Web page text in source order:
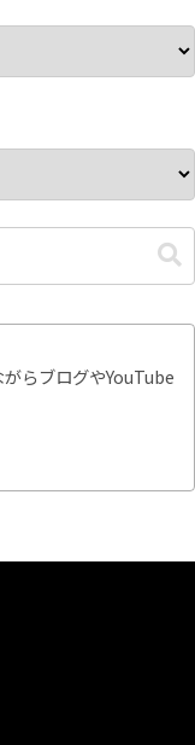
らブログやYouTube